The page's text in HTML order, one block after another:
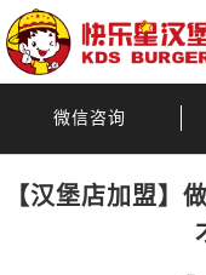
微信咨询
【汉堡店加盟】